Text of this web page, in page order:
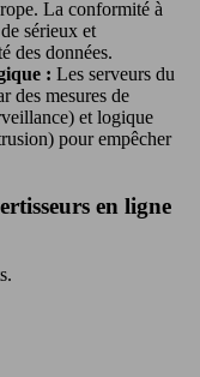
La conformité à
sérieux et
des données.
: Les serveurs du
des mesures de
et logique
pour empêcher
en ligne